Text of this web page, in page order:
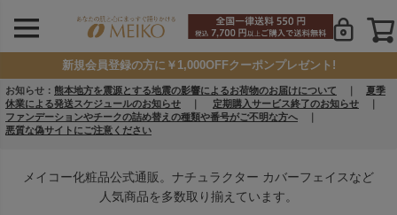
新規会員登録の方に￥1,000OFFクーポンプレゼント!
お知らせ： 熊本地方を震源とする地震の影響によるお荷物のお届けについて
夏季
休業による発送スケジュールのお知らせ
定期購入サービス終了のお知らせ
ファンデーションやチークの詰め替えの種類や番号がご不明な方へ
悪質な偽サイトにご注意ください
メイコー化粧品公式通販。ナチュラクター カバーフェイスなど
人気商品を多数取り揃えています。